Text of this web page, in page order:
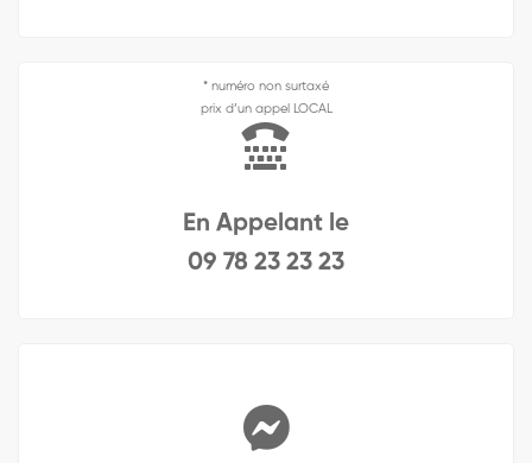
* numéro non surtaxé
prix d’un appel LOCAL
En Appelant le
09 78 23 23 23